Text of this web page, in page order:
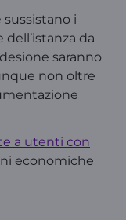
sussistano i
da
saranno
non oltre
a utenti con
economiche